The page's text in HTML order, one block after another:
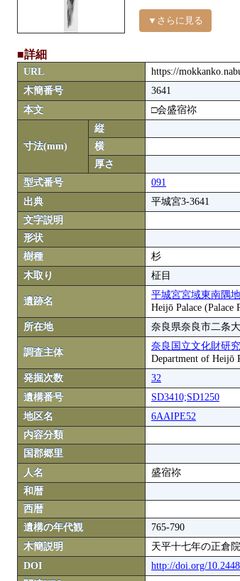
▼さらに見る
■詳細
URL
https://
木簡番号
3641
本文
□会盛宿祢
寸法(mm)
縦
横
厚さ
型式番号
091
出典
平城宮3-3641
文字説明
形状
樹種
杉
木取り
柾目
遺跡名
平城宮宮域東南隅
Heijō Palace (Palace
所在地
奈良県奈良市二条
調査主体
奈良国立文化財研
Department of Heijō
発掘次数
32
遺構番号
SD3410;SD1250
地区名
6AAIPE52
内容分類
国郡郷里
人名
盛宿祢
和暦
西暦
遺構の年代観
765-790
木簡説明
天平十七年の正倉
DOI
http://doi.org/